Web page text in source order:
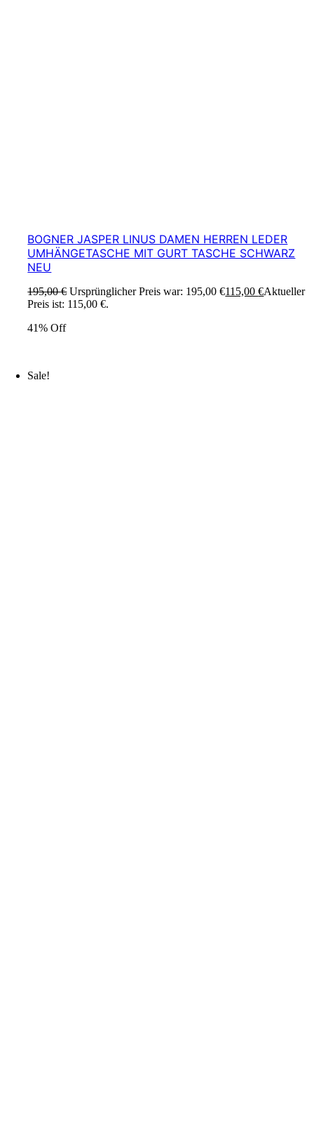
BOGNER JASPER LINUS DAMEN HERREN LEDER
UMHÄNGETASCHE MIT GURT TASCHE SCHWARZ
NEU
195,00€ Ursprünglicher Preis war: 195,00 €115,00€Aktueller
Preis ist: 115,00 €.
41% Off
Sale!